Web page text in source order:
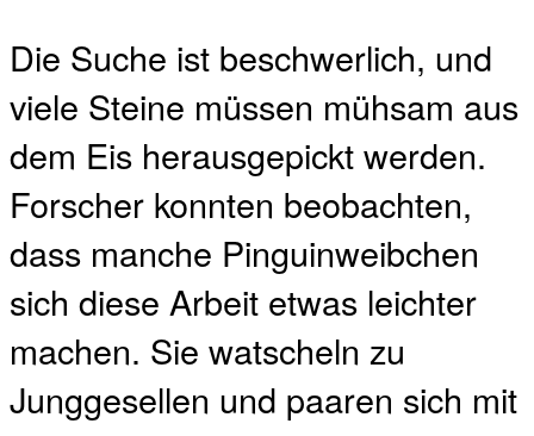
Die Suche ist beschwerlich, und
viele Steine müssen mühsam aus
dem Eis herausgepickt werden.
Forscher konnten beobachten,
dass manche Pinguinweibchen
sich diese Arbeit etwas leichter
machen. Sie watscheln zu
Junggesellen und paaren sich mit